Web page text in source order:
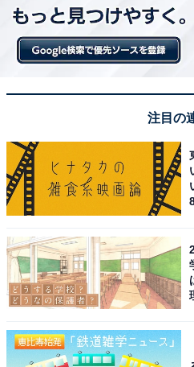
次ページ
3位までの
る
こちらもおすすめ
注目の